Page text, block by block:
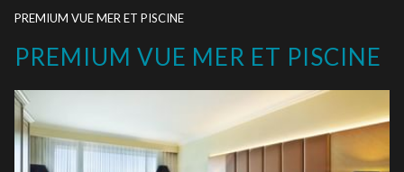
PREMIUM VUE MER ET PISCINE
PREMIUM VUE MER ET PISCINE